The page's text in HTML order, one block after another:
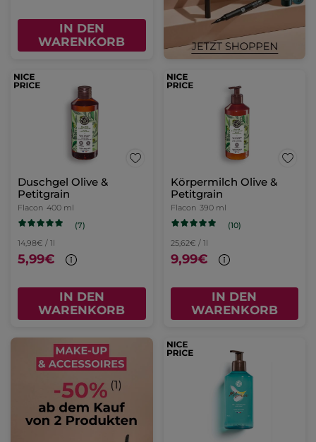
IN DEN
WARENKORB
Duschgel Olive &
Petitgrain
Flacon 400 ml
(7)
14,98€ / 1l
5,99€
IN DEN
WARENKORB
Körpermilch Olive &
Petitgrain
Flacon 390 ml
(10)
25,62€ / 1l
9,99€
IN DEN
WARENKORB